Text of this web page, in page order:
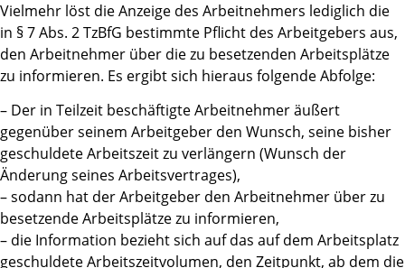
Vielmehr löst die Anzeige des Arbeitnehmers lediglich die
in § 7 Abs. 2 TzBfG bestimmte Pflicht des Arbeitgebers aus,
den Arbeitnehmer über die zu besetzenden Arbeitsplätze
zu informieren. Es ergibt sich hieraus folgende Abfolge:
– Der in Teilzeit beschäftigte Arbeitnehmer äußert
gegenüber seinem Arbeitgeber den Wunsch, seine bisher
geschuldete Arbeitszeit zu verlängern (Wunsch der
Änderung seines Arbeitsvertrages),
– sodann hat der Arbeitgeber den Arbeitnehmer über zu
besetzende Arbeitsplätze zu informieren,
– die Information bezieht sich auf das auf dem Arbeitsplatz
geschuldete Arbeitszeitvolumen, den Zeitpunkt, ab dem die